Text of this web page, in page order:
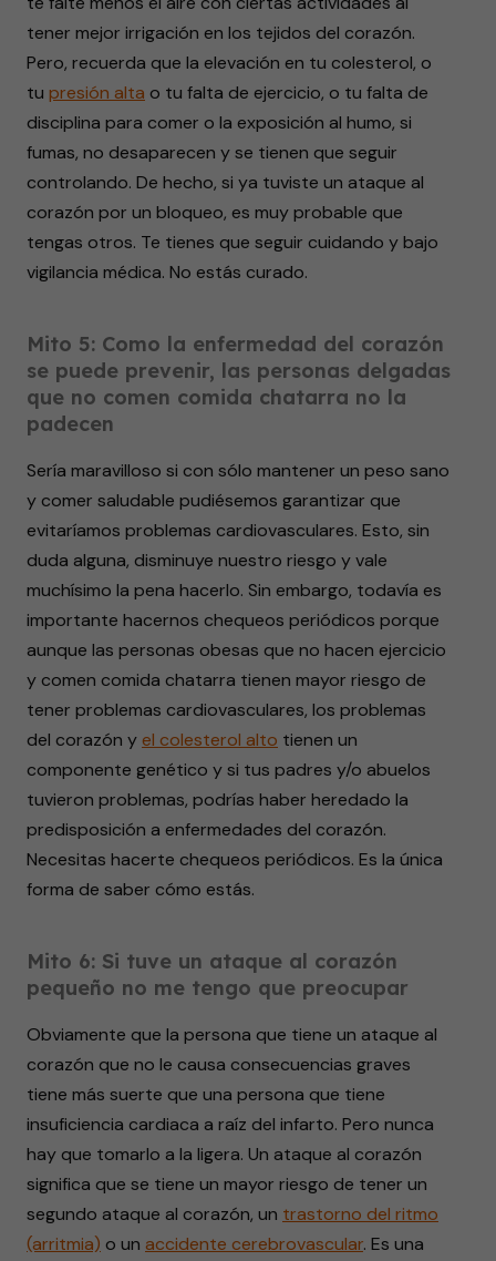
tener mejor irrigación en los tejidos del corazón.
Pero, recuerda que la elevación en tu colesterol, o
tu presión alta o tu falta de ejercicio, o tu falta de
disciplina para comer o la exposición al humo, si
fumas, no desaparecen y se tienen que seguir
controlando. De hecho, si ya tuviste un ataque al
corazón por un bloqueo, es muy probable que
tengas otros. Te tienes que seguir cuidando y bajo
vigilancia médica. No estás curado.
Mito 5: Como la enfermedad del corazón
se puede prevenir, las personas delgadas
que no comen comida chatarra no la
padecen
Sería maravilloso si con sólo mantener un peso sano
y comer saludable pudiésemos garantizar que
evitaríamos problemas cardiovasculares. Esto, sin
duda alguna, disminuye nuestro riesgo y vale
muchísimo la pena hacerlo. Sin embargo, todavía es
importante hacernos chequeos periódicos porque
aunque las personas obesas que no hacen ejercicio
y comen comida chatarra tienen mayor riesgo de
tener problemas cardiovasculares, los problemas
del corazón yel colesterol alto tienen un
componente genético y si tus padres y/o abuelos
tuvieron problemas, podrías haber heredado la
predisposición a enfermedades del corazón.
Necesitas hacerte chequeos periódicos. Es la única
forma de saber cómo estás.
Mito 6: Si tuve un ataque al corazón
pequeño no me tengo que preocupar
Obviamente que la persona que tiene un ataque al
corazón que no le causa consecuencias graves
tiene más suerte que una persona que tiene
insuficiencia cardiaca a raíz del infarto. Pero nunca
hay que tomarlo a la ligera. Un ataque al corazón
significa que se tiene un mayor riesgo de tener un
segundo ataque al corazón, un trastorno del ritmo
(arritmia) o un accidente cerebrovascular. Es una